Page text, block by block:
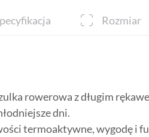
Rozmiar
rowerowa z długim
dni.
termoaktywne, wygodę i